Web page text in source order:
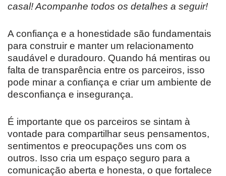
casal! Acompanhe todos os detalhes a seguir!
A confiança e a honestidade são fundamentais
para construir e manter um relacionamento
saudável e duradouro. Quando há mentiras ou
falta de transparência entre os parceiros, isso
pode minar a confiança e criar um ambiente de
desconfiança e insegurança.
É importante que os parceiros se sintam à
vontade para compartilhar seus pensamentos,
sentimentos e preocupações uns com os
outros. Isso cria um espaço seguro para a
comunicação aberta e honesta, o que fortalece